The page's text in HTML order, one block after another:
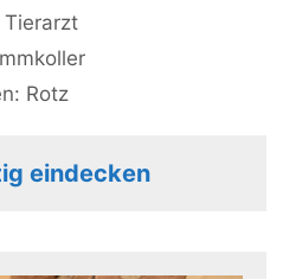
Tierarzt
Rotz
eindecken